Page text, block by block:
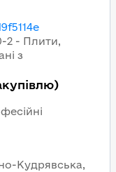
2 - Плити,
з
Кудрявська,